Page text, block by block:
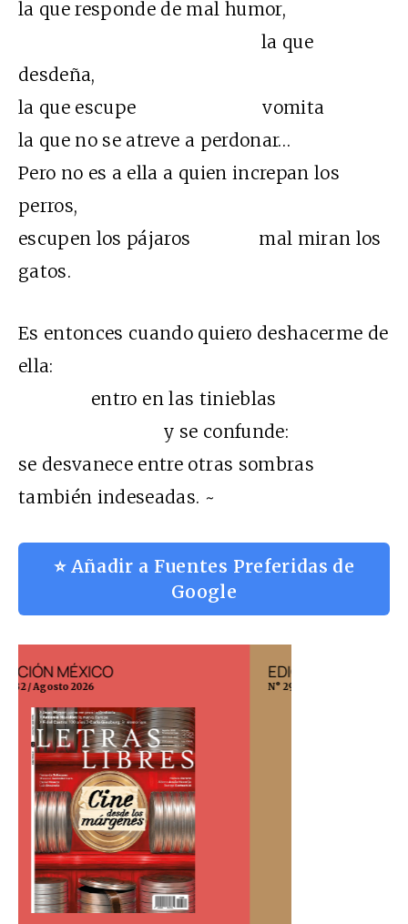
la que responde de mal humor,
la que
desdeña,
la que escupe vomita
la que no se atreve a perdonar…
Pero no es a ella a quien increpan los
perros,
escupen los pájaros mal miran los
gatos.
Es entonces cuando quiero deshacerme de
ella:
entro en las tinieblas
y se confunde:
se desvanece entre otras sombras
también indeseadas. ~
⭐ Añadir a Fuentes Preferidas de
Google
EDICIÓN ESPAÑA
N° 299 / Agosto 2026